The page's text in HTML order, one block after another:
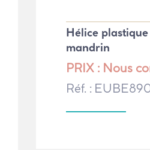
Hélice
mandrin
PRIX : Nous
Réf. :